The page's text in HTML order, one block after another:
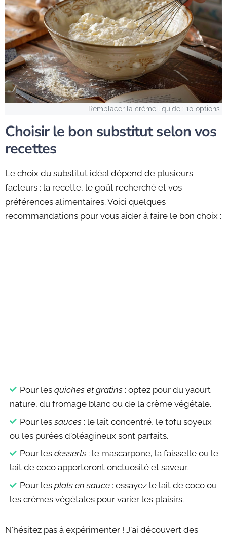
Remplacer la crème liquide : 10 options
Choisir le bon substitut selon vos
recettes
Le choix du substitut idéal dépend de plusieurs
facteurs : la recette, le goût recherché et vos
préférences alimentaires. Voici quelques
recommandations pour vous aider à faire le bon choix :
Pour lesquiches et gratins : optez pour du yaourt
nature, du fromage blanc ou de la crème végétale.
Pour lessauces : le lait concentré, le tofu soyeux
ou les purées d'oléagineux sont parfaits.
Pour lesdesserts : le mascarpone, la faisselle ou le
lait de coco apporteront onctuosité et saveur.
Pour lesplats en sauce : essayez le lait de coco ou
les crèmes végétales pour varier les plaisirs.
N'hésitez pas à expérimenter ! J'ai découvert des